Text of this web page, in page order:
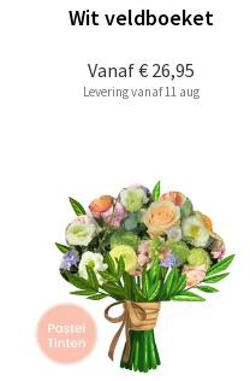
Vanaf€ 26,95
Wit veldboeket
Levering vanaf 11 aug